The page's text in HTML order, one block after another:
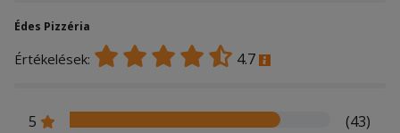
Édes Pizzéria
Értékelések: 4.7
5
(43)